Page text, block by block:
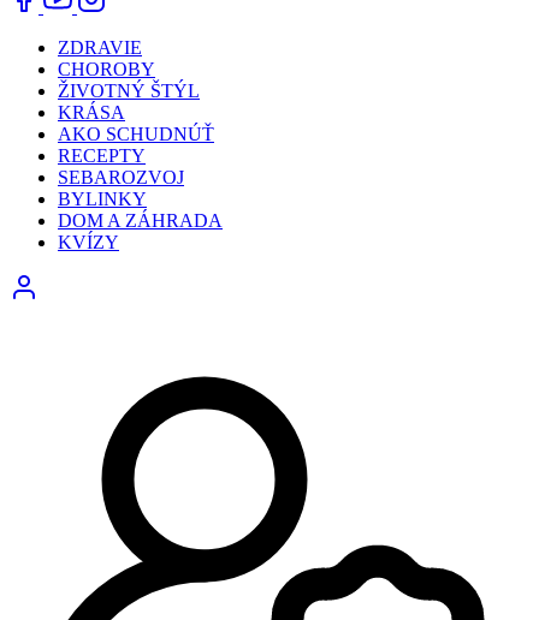
ZDRAVIE
CHOROBY
ŽIVOTNÝ ŠTÝL
KRÁSA
AKO SCHUDNÚŤ
RECEPTY
SEBAROZVOJ
BYLINKY
DOM A ZÁHRADA
KVÍZY